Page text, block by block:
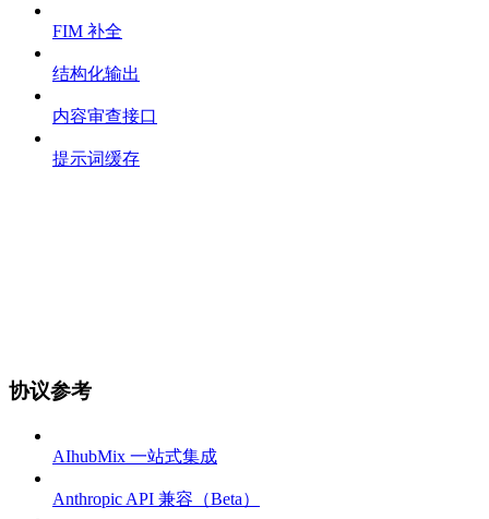
FIM 补全
结构化输出
内容审查接口
提示词缓存
协议参考
AIhubMix 一站式集成
Anthropic API 兼容（Beta）